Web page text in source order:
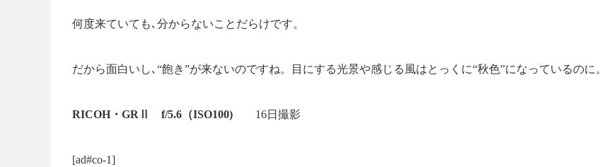
何度来ていても､分からないことだらけです。
だから面白いし､“飽き”が来ないのですね。目にする光景や感じる風はとっくに“秋色”になっているのに。
RICOH・GRⅡ f/5.6（ISO100) 16日撮影
[ad#co-1]